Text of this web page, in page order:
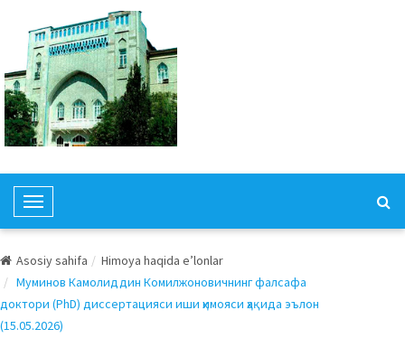
T
o
g
l
e
N
Asosiy sahifa
Himoya haqida e’lonlar
Муминов Камолиддин Комилжоновичнинг фалсафа
доктори (PhD) диссертацияси иши ҳимояси ҳақида эълон
(15.05.2026)